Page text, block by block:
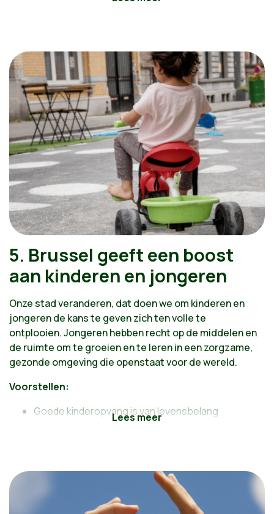
Het bovengrondse openbaar vervoer versterken
Fietsen zoals in Kopenhagen of Rotterdam
Maak van te voet gaan een plezier
Op naar een evenwichtigere verdeling van de
rijbaan
5. Brussel geeft een boost
aan kinderen en jongeren
Onze stad veranderen, dat doen we om kinderen en
jongeren de kans te geven zich ten volle te
ontplooien. Jongeren hebben recht op de middelen en
de ruimte om te groeien en te leren in een zorgzame,
gezonde omgeving die openstaat voor de wereld.
Voorstellen:
Goede kinderopvang is van levensbelang